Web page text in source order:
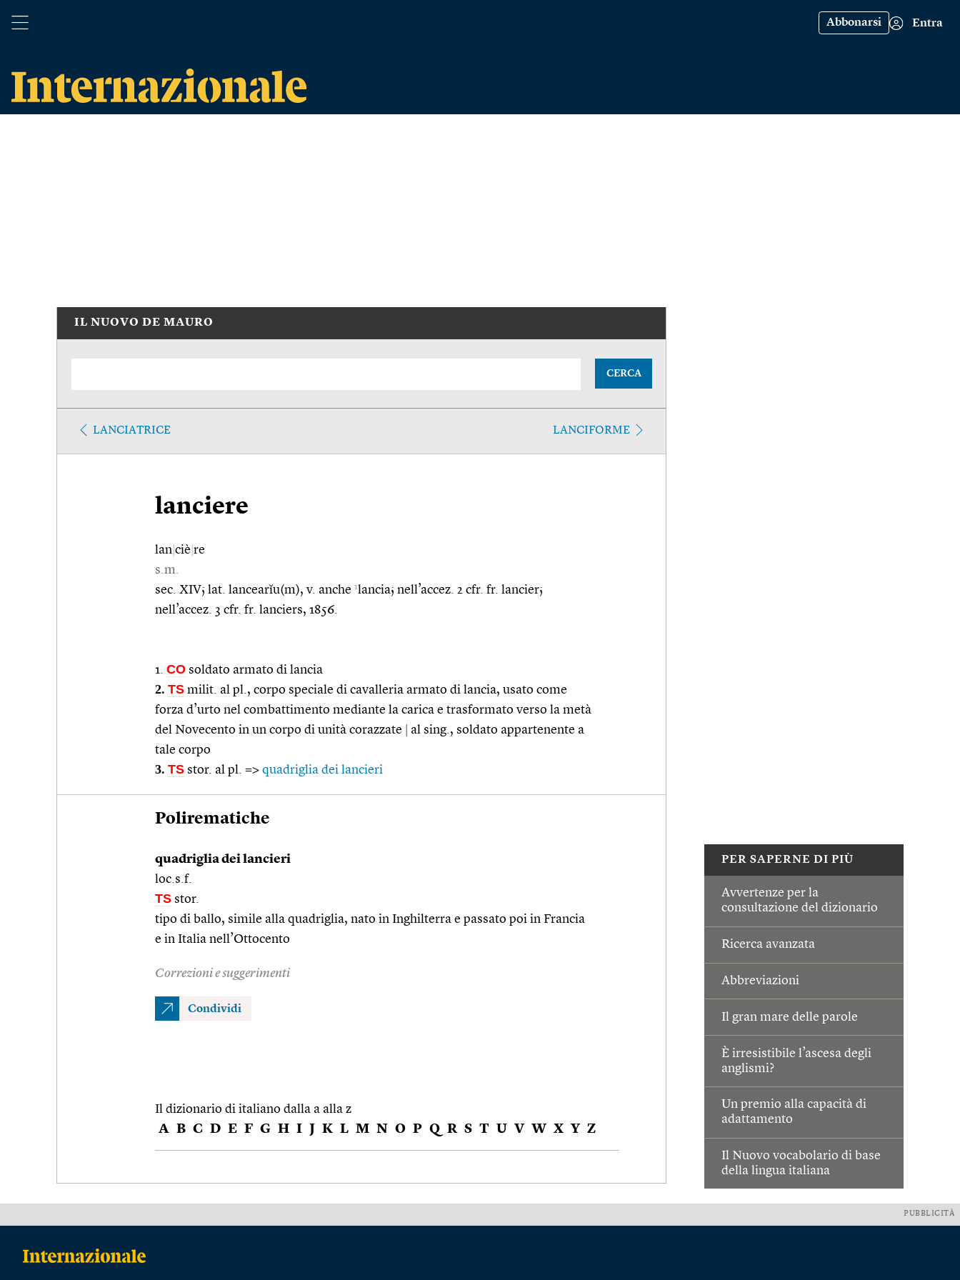
Abbonarsi Entra
PER SAPERNE DI PIÙ
Avvertenze per la
consultazione del dizionario
Ricerca avanzata
Abbreviazioni
Il gran mare delle parole
È irresistibile l’ascesa degli
anglismi?
Un premio alla capacità di
adattamento
Il Nuovo vocabolario di base
della lingua italiana
IL NUOVO DE MAURO
CERCA
LANCIATRICE LANCIFORME
lanciere
lan ciè re
s.m.
sec. XIV; lat. lancearĭu(m), v. anche 1lancia; nell’accez. 2 cfr. fr. lancier;
nell’accez. 3 cfr. fr. lanciers, 1856.
1. CO soldato armato di lancia
2. TS milit. al pl., corpo speciale di cavalleria armato di lancia, usato come
forza d’urto nel combattimento mediante la carica e trasformato verso la metà
del Novecento in un corpo di unità corazzate
al sing., soldato appartenente a
tale corpo
3. TS stor. al pl. => quadriglia dei lancieri
Polirematiche
quadriglia dei lancieri
loc.s.f.
TS stor.
tipo di ballo, simile alla quadriglia, nato in Inghilterra e passato poi in Francia
e in Italia nell’Ottocento
Correzioni e suggerimenti
Condividi
Il dizionario di italiano dalla a alla z
A B C D E F G H I J K L M N O P Q R S T U V W X Y Z
PUBBLICITÀ